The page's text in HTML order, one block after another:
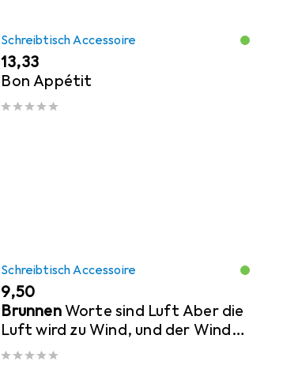
Schreibtisch Accessoire
EUR
13,33
Bon Appétit
Schreibtisch Accessoire
EUR
9,50
BrunnenWorte sind Luft Aber die
Luft wird zu Wind, und der Wind
lässt die Schiffe segeln nach